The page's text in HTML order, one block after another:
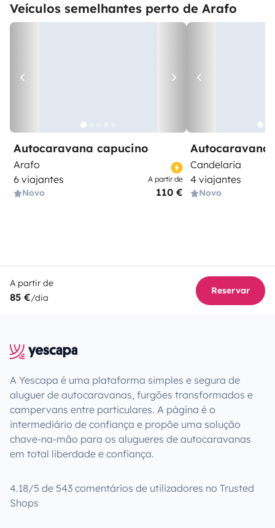
Veículos semelhantes perto de Arafo
Autocaravana capucino
Arafo
6 viajantes
Novo
A partir de
110 €
Autocaravana
Candelaria
4 viajantes
Novo
A partir de
85 €/dia
Reservar
A Yescapa é uma plataforma simples e segura de
aluguer de autocaravanas, furgões transformados e
campervans entre particulares. A página é o
intermediário de confiança e propõe uma solução
chave-na-mão para os alugueres de autocaravanas
em total liberdade e confiança.
4.18/5 de 543 comentários de utilizadores no Trusted
Shops